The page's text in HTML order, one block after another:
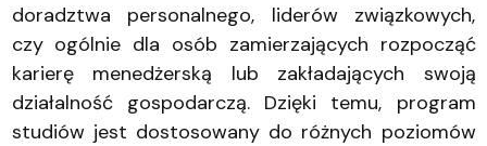
doradztwa personalnego, liderów związkowych,
czy ogólnie dla osób zamierzających rozpocząć
karierę menedżerską lub zakładających swoją
działalność gospodarczą. Dzięki temu, program
studiów jest dostosowany do różnych poziomów